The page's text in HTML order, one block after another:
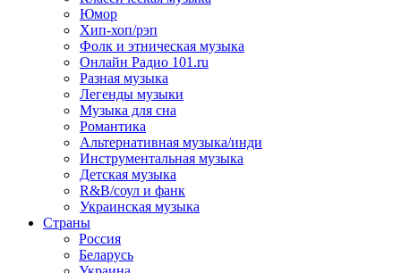
Юмор
Хип-хоп/рэп
Фолк и этническая музыка
Онлайн Радио 101.ru
Разная музыка
Легенды музыки
Музыка для сна
Романтика
Альтернативная музыка/инди
Инструментальная музыка
Детская музыка
R&B/cоул и фанк
Украинская музыка
Страны
Россия
Беларусь